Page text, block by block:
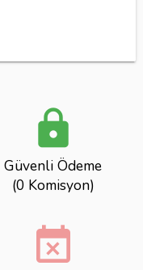
lock
Güvenli Ödeme
(0 Komisyon)
event_busy